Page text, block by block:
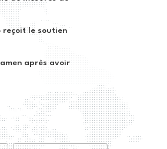
reçoit le soutien
après avoir